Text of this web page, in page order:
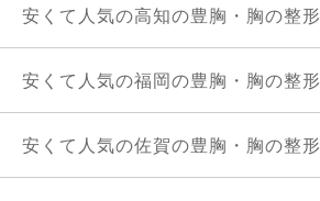
安くて人気の高知の豊胸・胸の整形
安くて人気の福岡の豊胸・胸の整形
安くて人気の佐賀の豊胸・胸の整形